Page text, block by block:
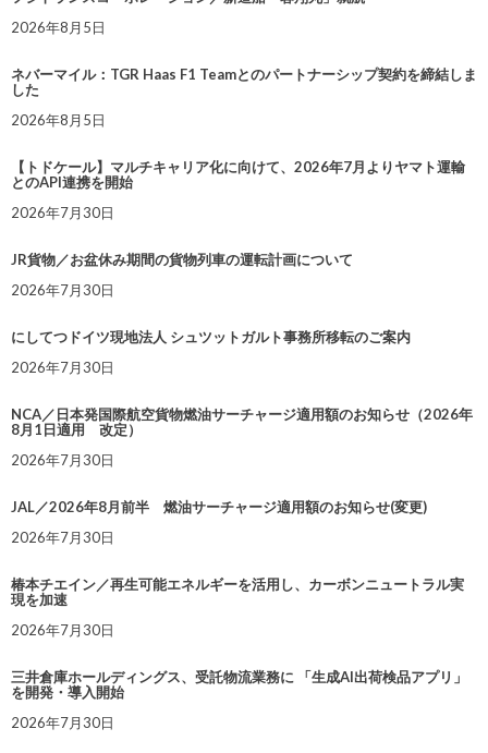
2026年8月5日
ネバーマイル：TGR Haas F1 Teamとのパートナーシップ契約を締結しま
した
2026年8月5日
【トドケール】マルチキャリア化に向けて、2026年7月よりヤマト運輸
とのAPI連携を開始
2026年7月30日
JR貨物／お盆休み期間の貨物列車の運転計画について
2026年7月30日
にしてつドイツ現地法人 シュツットガルト事務所移転のご案内
2026年7月30日
NCA／日本発国際航空貨物燃油サーチャージ適用額のお知らせ（2026年
8月1日適用 改定）
2026年7月30日
JAL／2026年8月前半 燃油サーチャージ適用額のお知らせ(変更)
2026年7月30日
椿本チエイン／再生可能エネルギーを活用し、カーボンニュートラル実
現を加速
2026年7月30日
三井倉庫ホールディングス、受託物流業務に 「生成AI出荷検品アプリ」
を開発・導入開始
2026年7月30日